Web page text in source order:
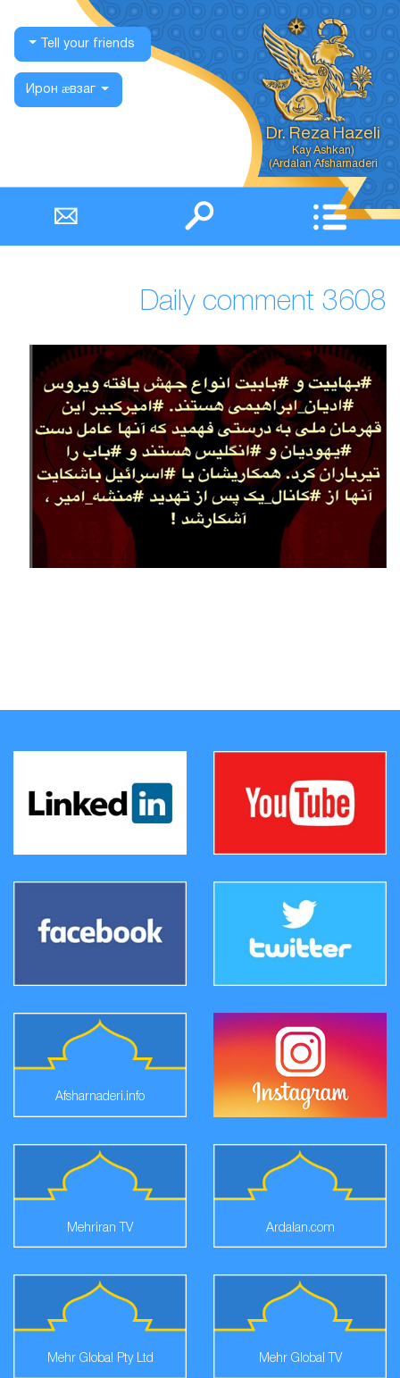
Dr. Reza Hazeli
Ardalan Afsharnaderi)
Tell your friends
Ирон ӕвзаг
Daily comment 3608
Afsharnaderi.info
Ardalan.com
Mehriran TV
Mehr Global TV
Mehr Global Pty Ltd